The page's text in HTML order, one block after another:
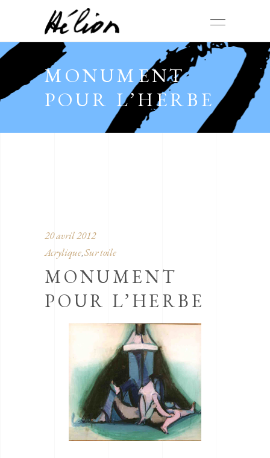
MONUMENT
POUR L’HERBE
20 avril 2012
Acrylique, Sur toile
MONUMENT
POUR L’HERBE